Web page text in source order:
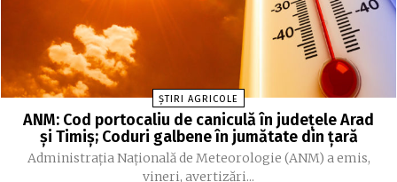
ȘTIRI AGRICOLE
ANM: Cod portocaliu de caniculă în judeţele Arad
şi Timiş; Coduri galbene în jumătate din ţară
Administraţia Naţională de Meteorologie (ANM) a emis,
vineri, avertizări...